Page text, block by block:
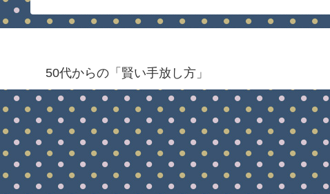
50代からの「賢い手放し方」